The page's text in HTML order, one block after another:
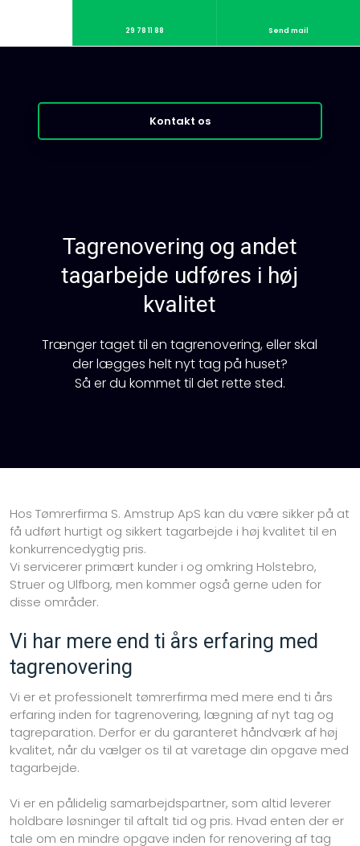
29 78 11 88 Send mail
Kontakt os​
Tagrenovering og andet
tagarbejde udføres i høj
kvalitet
Trænger taget til en tagrenovering, eller skal
der lægges helt nyt tag på huset?
​Så er du kommet til det rette sted.​
Hos Tømrerfirma S. Amstrup ApS kan du være sikker på at
få udført hurtigt og sikkert tagarbejde i høj kvalitet til en
konkurrencedygtig pris.
Vi servicerer primært kunder i og omkring Holstebro,
Struer og Ulfborg, men kommer også gerne uden for
disse områder.
Vi har mere end ti års erfaring med
tagrenovering
Vi er et professionelt tømrerfirma med mere end ti års
erfaring inden for tagrenovering, lægning af nyt tag og
tagreparation. Derfor er du garanteret håndværk af høj
kvalitet, når du vælger os til at varetage din opgave med
tagarbejde.
Vi er en pålidelig samarbejdspartner, som altid leverer
holdbare løsninger til aftalt tid og pris. Hvad enten der er
tale om en mindre opgave inden for renovering af tag